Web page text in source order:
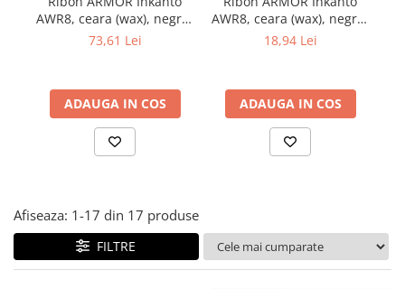
Plicuri de carton
Plicuri cu bule
Pungi curierat
Pungi coloane de aer
Separatoare carton si coltare
AWR8, ceara (wax), negru,
154mmX600M, OUT
73,61 Lei
ADAUGA IN COS
AWR8, ceara (wax), negru,
80mmX300M, OUT
18,94 Lei
ADAUGA IN COS
Afiseaza: 1-17 din 17 produse
FILTRE